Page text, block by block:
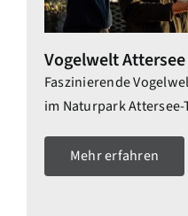
Vogelwelt Attersee
Faszinierende
im Naturpark Attersee-
Mehr erfahren